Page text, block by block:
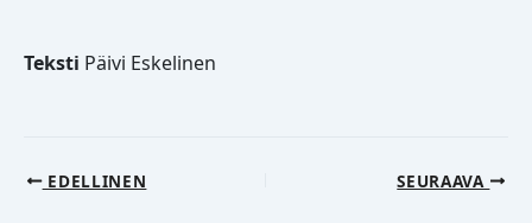
Teksti Päivi Eskelinen
EDELLINEN SEURAAVA